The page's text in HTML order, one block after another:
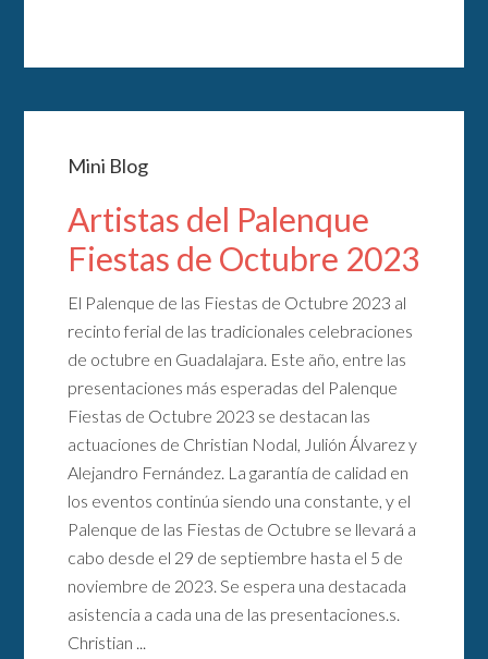
Mini Blog
Artistas del Palenque
Fiestas de Octubre 2023
El Palenque de las Fiestas de Octubre 2023 al
recinto ferial de las tradicionales celebraciones
de octubre en Guadalajara. Este año, entre las
presentaciones más esperadas del Palenque
Fiestas de Octubre 2023 se destacan las
actuaciones de Christian Nodal, Julión Álvarez y
Alejandro Fernández. La garantía de calidad en
los eventos continúa siendo una constante, y el
Palenque de las Fiestas de Octubre se llevará a
cabo desde el 29 de septiembre hasta el 5 de
noviembre de 2023. Se espera una destacada
asistencia a cada una de las presentaciones.s.
Christian ...